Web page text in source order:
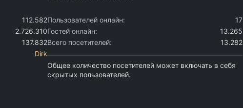
112.582
2.726.310
137.832
Dirk
Пользователей онлайн
17
Гостей онлайн
13.265
Всего посетителей
13.282
Общее количество посетителей может включать в себя
скрытых пользователей.